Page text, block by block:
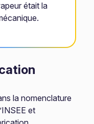
était la
la nomenclature
et